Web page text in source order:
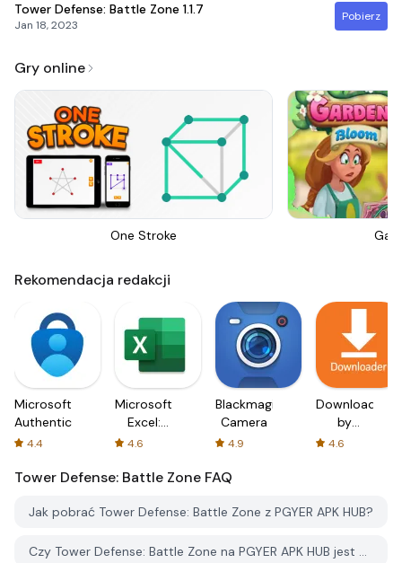
Tower Defense: Battle Zone 1.1.7
Jan 18, 2023
Pobierz
Gry online
One Stroke
Rekomendacja redakcji
Microsoft
Authenticator
4.4
Microsoft
Excel:
Spreadsheets
4.6
Blackmagic
Camera
4.9
Downloader
by
AFTVnews
4.6
Tower Defense: Battle Zone FAQ
Jak pobrać Tower Defense: Battle Zone z PGYER APK HUB?
Czy Tower Defense: Battle Zone na PGYER APK HUB jest darmowy do pobrania?